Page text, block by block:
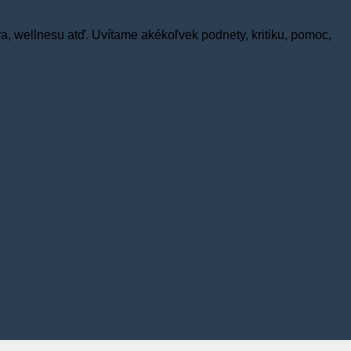
wellnesu atď. Uvítame akékoľvek podnety, kritiku, pomoc,